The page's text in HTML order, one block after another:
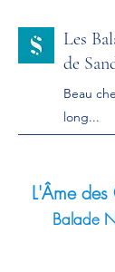
Les
de
Beau
long...
L'Âme
Balade